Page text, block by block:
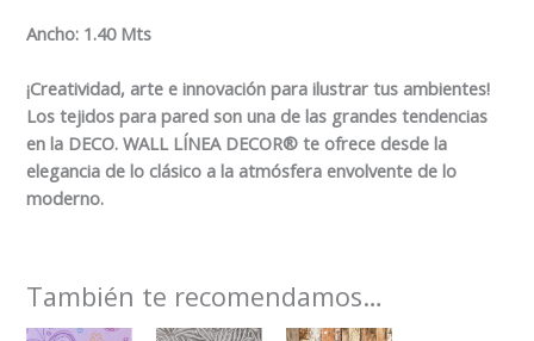
Ancho: 1.40 Mts
¡Creatividad, arte e innovación para ilustrar tus ambientes!
Los tejidos para pared son una de las grandes tendencias
en la DECO. WALL LÍNEA DECOR® te ofrece desde la
elegancia de lo clásico a la atmósfera envolvente de lo
moderno.
También te recomendamos…